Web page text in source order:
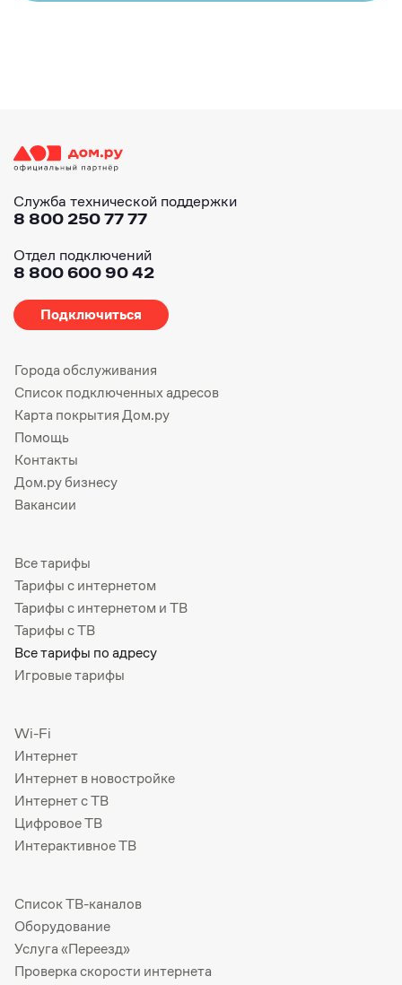
Служба технической поддержки
8 800 250 77 77
Отдел подключений
8 800 600 90 42
Подключиться
Города обслуживания
Список подключенных адресов
Карта покрытия Дом.ру
Помощь
Контакты
Дом.ру бизнесу
Вакансии
Все тарифы
Тарифы с интернетом
Тарифы с интернетом и ТВ
Тарифы с ТВ
Все тарифы по адресу
Игровые тарифы
Wi-Fi
Интернет
Интернет в новостройке
Интернет с ТВ
Цифровое ТВ
Интерактивное ТВ
Список ТВ-каналов
Оборудование
Услуга «Переезд»
Проверка скорости интернета